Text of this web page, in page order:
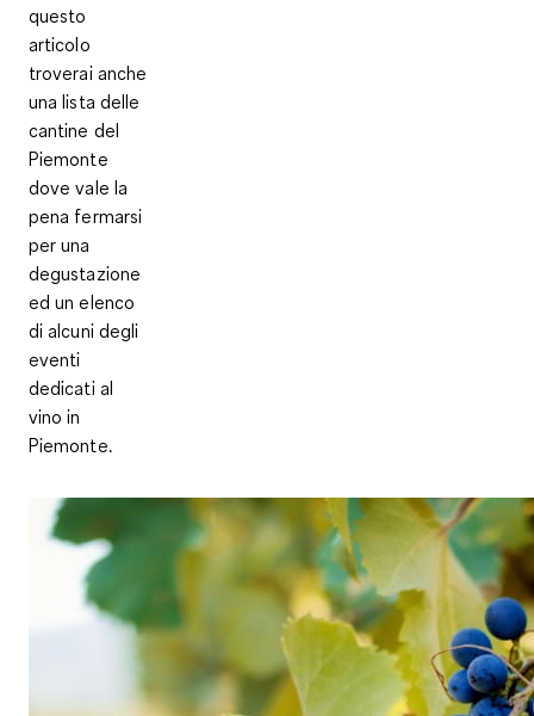
questo
articolo
troverai anche
una lista delle
cantine del
Piemonte
dove vale la
pena fermarsi
per una
degustazione
ed un elenco
di alcuni degli
eventi
dedicati al
vino in
Piemonte.